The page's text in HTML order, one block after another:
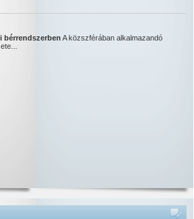
bérrendszerben A közszférában alkalmazandó